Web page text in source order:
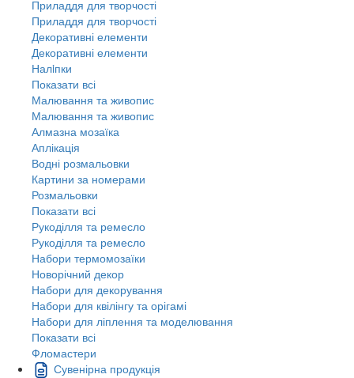
Приладдя для творчості
Приладдя для творчості
Декоративні елементи
Декоративні елементи
Налiпки
Показати всі
Малювання та живопис
Малювання та живопис
Алмазна мозаїка
Аплікація
Водні розмальовки
Картини за номерами
Розмальовки
Показати всі
Рукоділля та ремесло
Рукоділля та ремесло
Набори термомозаїки
Новорічний декор
Набори для декорування
Набори для квілінгу та орігамі
Набори для ліплення та моделювання
Показати всі
Фломастери
Сувенірна продукція